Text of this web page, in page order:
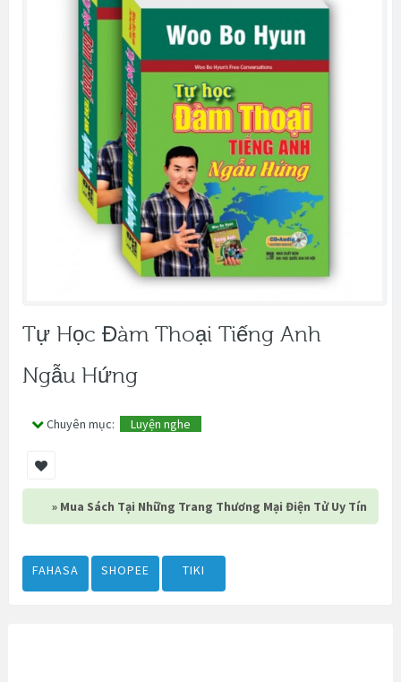
Tự Học Đàm Thoại Tiếng Anh
Ngẫu Hứng
Chuyên mục: Luyện nghe
» Mua Sách Tại Những Trang Thương Mại Điện Tử Uy Tín
FAHASA SHOPEE TIKI